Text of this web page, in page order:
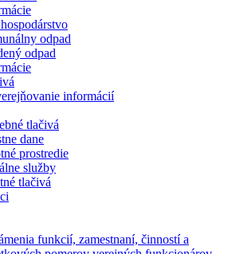
odpad
odpad
informácií
tlačivá
dane
prostredie
služby
tlačivá
funkcií, zamestnaní, činností a